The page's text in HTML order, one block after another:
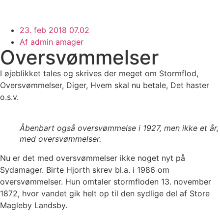
23. feb 2018 07.02
Af admin amager
Oversvømmelser
I øjeblikket tales og skrives der meget om Stormflod,
Oversvømmelser, Diger, Hvem skal nu betale, Det haster
o.s.v.
Åbenbart også oversvømmelse i 1927, men ikke et
med oversvømmelser.
Nu er det med oversvømmelser ikke noget nyt på
Sydamager. Birte Hjorth skrev bl.a. i 1986 om
oversvømmelser. Hun omtaler stormfloden 13. november
1872, hvor vandet gik helt op til den sydlige del af Store
Magleby Landsby.